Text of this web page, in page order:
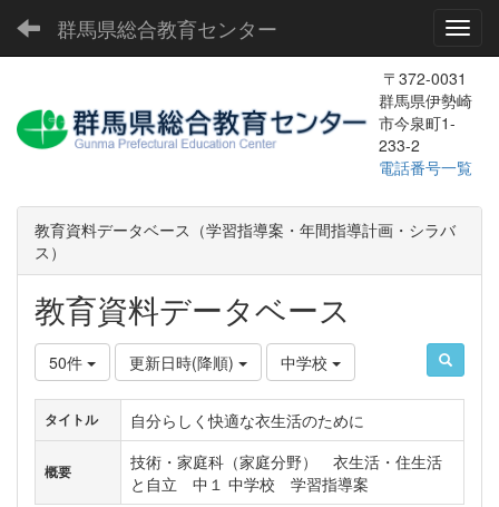
群馬県総合教育センター
〒372-0031
群馬県伊勢崎
市今泉町1-
233-2
電話番号一覧
教育資料データベース（学習指導案・年間指導計画・シラバ
ス）
教育資料データベース
50件 更新日時(降順) 中学校
タイトル 自分らしく快適な衣生活のために
概要
技術・家庭科（家庭分野） 衣生活・住生活
と自立 中１ 中学校 学習指導案